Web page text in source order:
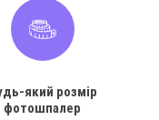
який розмір
фотошпалер